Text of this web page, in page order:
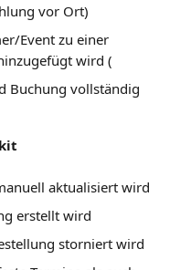
vor Ort)
Event zu einer
wird (
Buchung vollständig
aktualisiert wird
erstellt wird
storniert wird